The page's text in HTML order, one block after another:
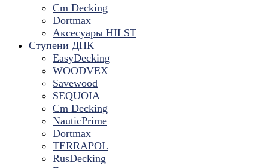
Cm Decking
Dortmax
Аксесуары HILST
Ступени ДПК
EasyDecking
WOODVEX
Savewood
SEQUOIA
Cm Decking
NauticPrime
Dortmax
TERRAPOL
RusDecking